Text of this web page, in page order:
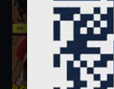
16.2K
Nỗ
Phim
12.7K